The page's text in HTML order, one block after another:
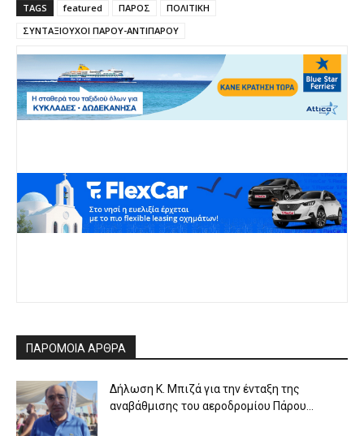
TAGS featured ΠΑΡΟΣ
ΠΟΛΙΤΙΚΗ
ΣΥΝΤΑΞΙΟΥΧΟΙ ΠΑΡΟΥ-ΑΝΤΙΠΑΡΟΥ
ΠΑΡΟΜΟΙΑ ΑΡΘΡΑ
Δήλωση Κ. Μπιζά για την ένταξη της
αναβάθμισης του αεροδρομίου Πάρου...